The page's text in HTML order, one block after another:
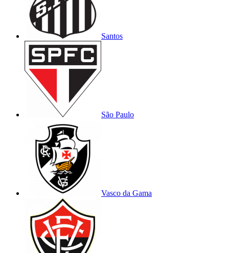
Santos
São Paulo
Vasco da Gama